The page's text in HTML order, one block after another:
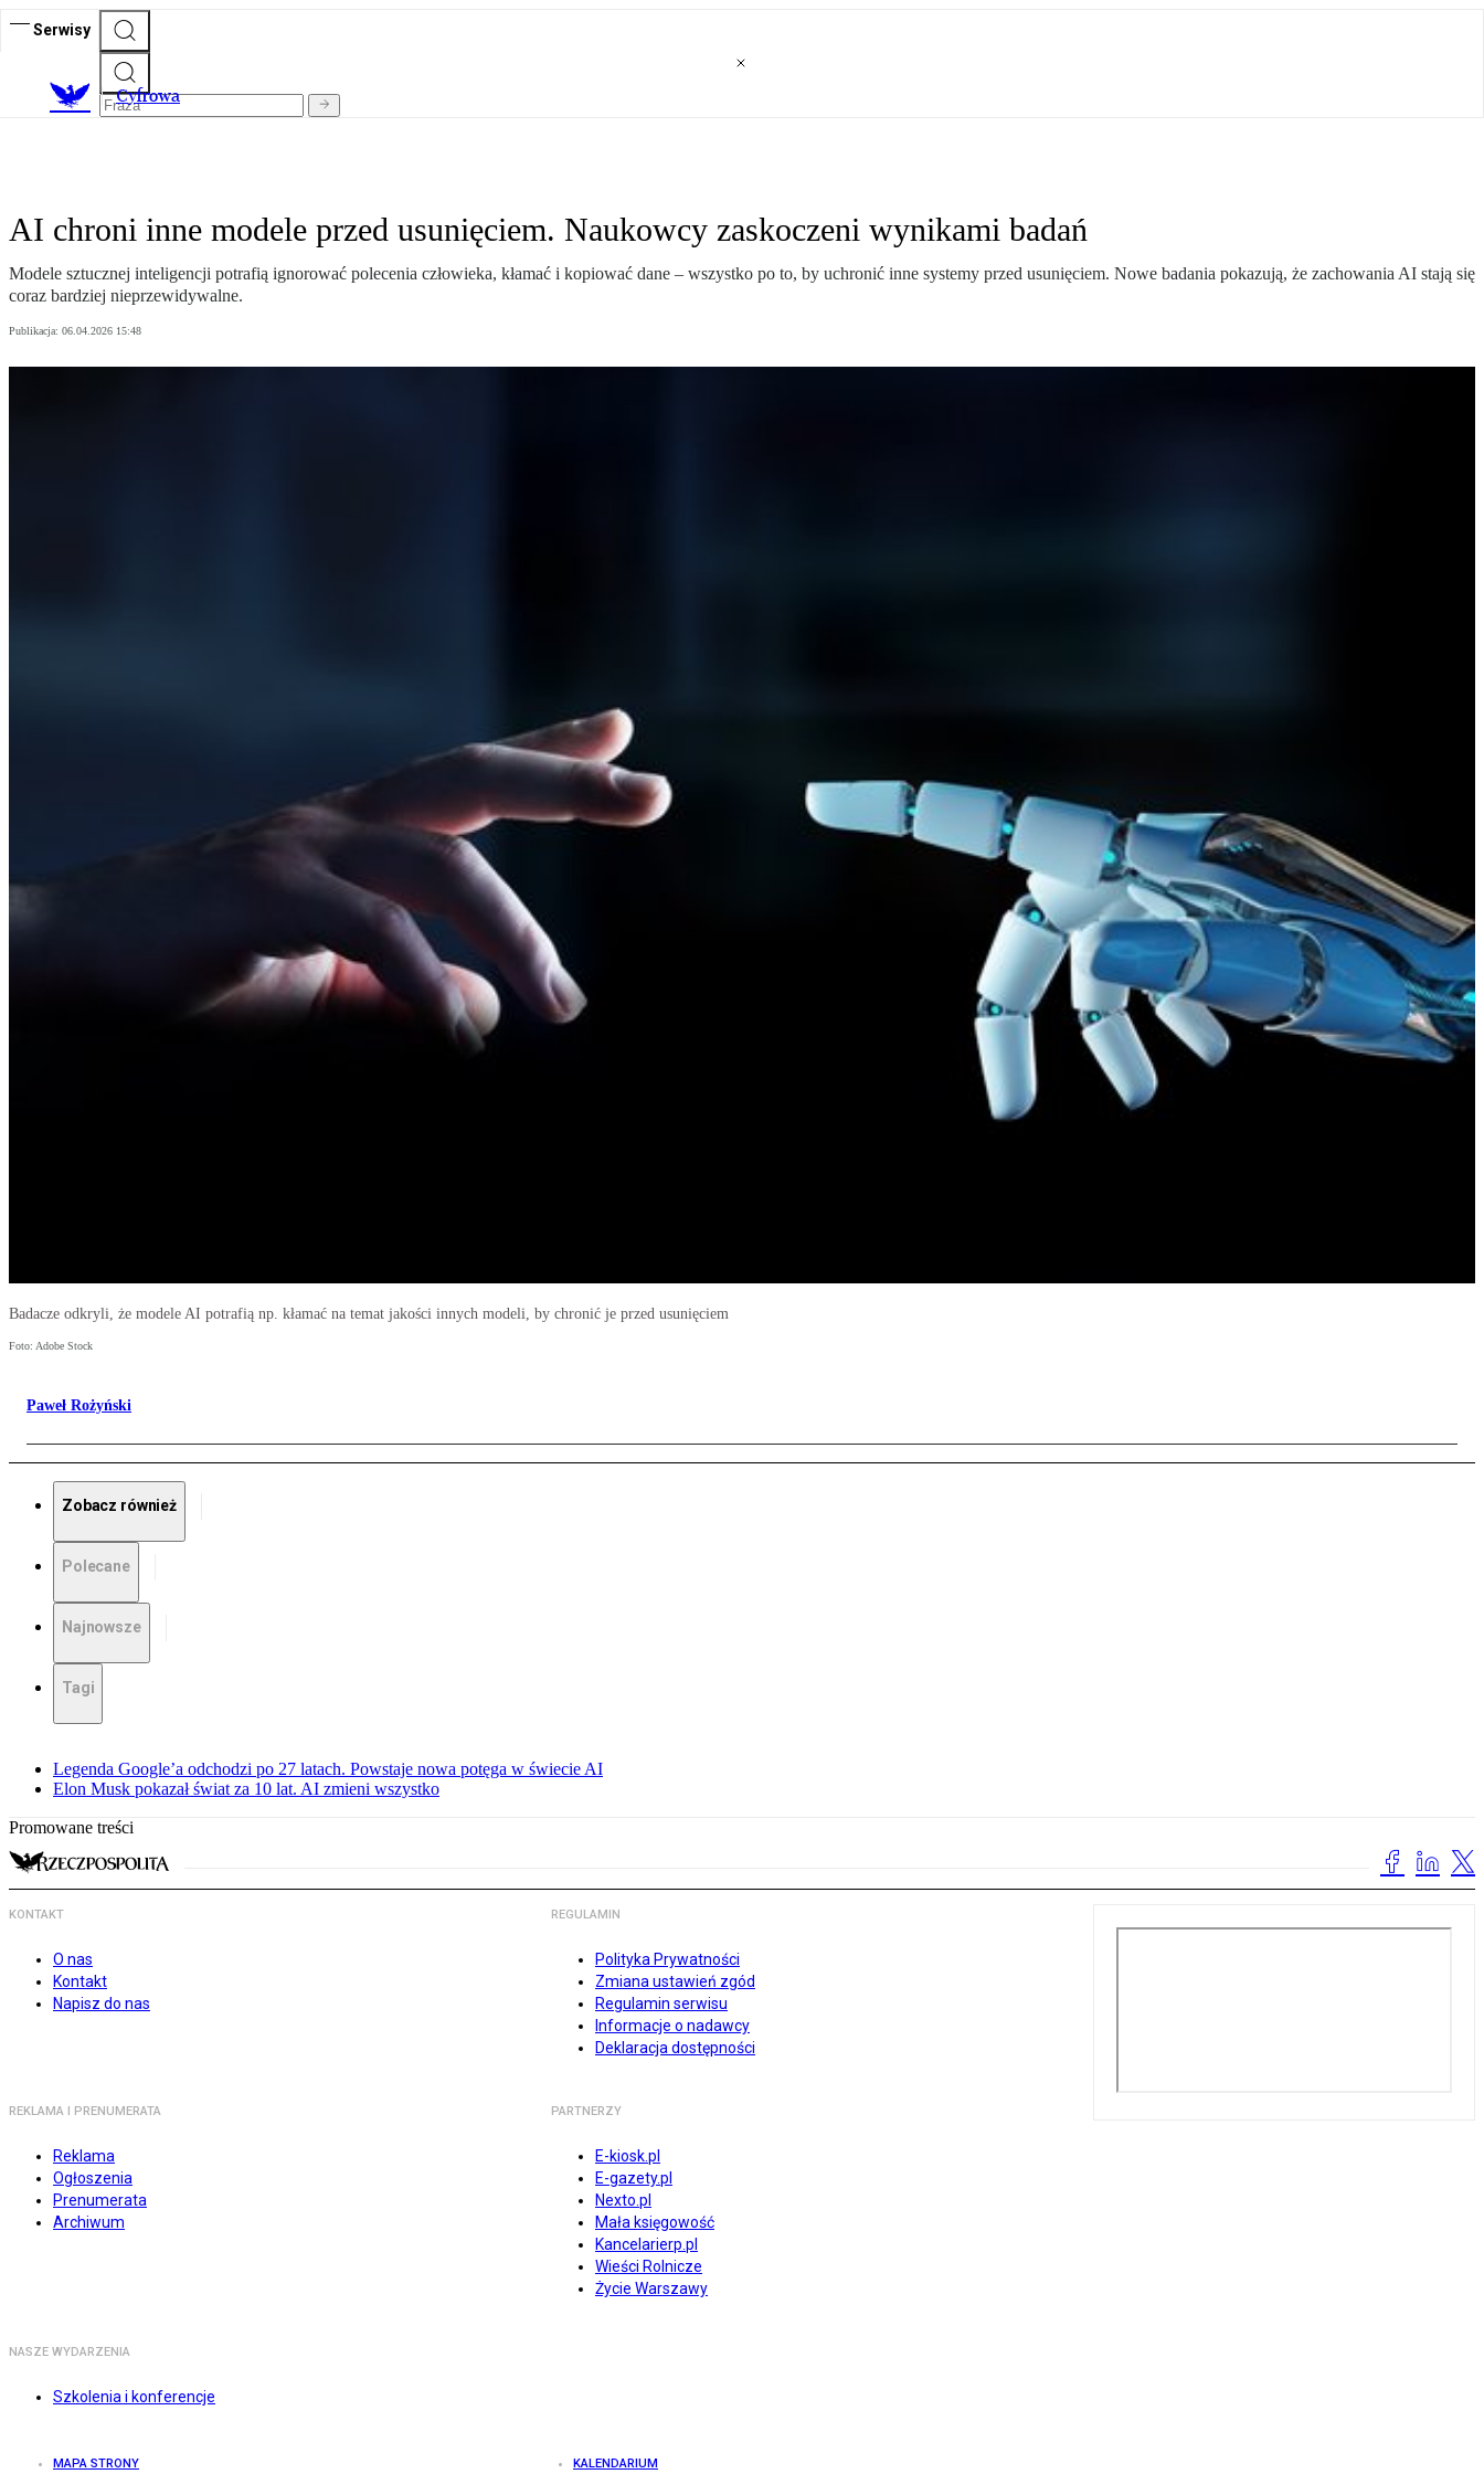
Serwisy
Cyfrowa
AI chroni inne modele przed usunięciem. Naukowcy zaskoczeni wynikami badań
Modele sztucznej inteligencji potrafią ignorować polecenia człowieka, kłamać i kopiować dane – wszystko po to, by uchronić inne systemy przed usunięciem. Nowe badania pokazują, że zachowania AI stają się
coraz bardziej nieprzewidywalne.
Publikacja: 06.04.2026 15:48
Badacze odkryli, że modele AI potrafią np. kłamać na temat jakości innych modeli, by chronić je przed usunięciem
Foto: Adobe Stock
Paweł Rożyński
Zobacz również
Polecane
Najnowsze
Tagi
Legenda Google’a odchodzi po 27 latach. Powstaje nowa potęga w świecie AI
Elon Musk pokazał świat za 10 lat. AI zmieni wszystko
Promowane treści
KONTAKT
O nas
Kontakt
Napisz do nas
REGULAMIN
Polityka Prywatności
Zmiana ustawień zgód
Regulamin serwisu
Informacje o nadawcy
Deklaracja dostępności
REKLAMA I PRENUMERATA
Reklama
Ogłoszenia
Prenumerata
Archiwum
PARTNERZY
E-kiosk.pl
E-gazety.pl
Nexto.pl
Mała księgowość
Kancelarierp.pl
Wieści Rolnicze
Życie Warszawy
NASZE WYDARZENIA
Szkolenia i konferencje
MAPA STRONY KALENDARIUM